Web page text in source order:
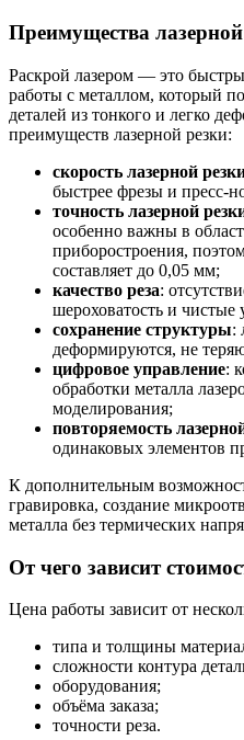
Преимущества
Раскрой лазером — это
работы с металлом, который
деталей из тонкого и легко
преимуществ лазерной резки:
скорость лазерной
быстрее фрезы и пресс-
точность лазерной
особенно важны в
приборостроения,
составляет до 0,05 мм;
качество реза:
шероховатость и чистые
сохранение структуры:
деформируются, не
цифровое управление:
обработки металла
моделирования;
повторяемость
одинаковых элементов
К дополнительным
гравировка, создание
металла без термических
От чего зависит
Цена работы зависит от
типа и толщины
сложности контура
оборудования;
объёма заказа;
точности реза.